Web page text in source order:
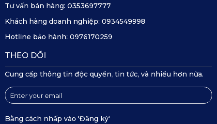
gian nội thất hiện đại và đẳng cấp của Mercedes EQS 2022.
giãn đàn hồi tốt
Lớp đáy đặc biệt giúp thảm đạt chỉ số ma sát tối ưu với sàn
mại, êm ái khi di chuyển trong xe.
Tư vấn bán hàng: 0353697777
Khách hàng doanh nghiệp: 0934549998
Hotline bảo hành: 0976170259
THEO DÕI
Cung cấp thông tin độc quyền, tin tức, và nhiều hơn nữa.
Bằng cách nhấp vào 'Đăng ký'